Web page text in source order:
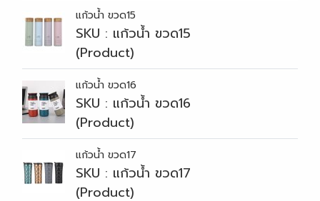
แก้วน้ำ ขวด15
SKU : แก้วน้ำ ขวด15
(Product)
แก้วน้ำ ขวด16
SKU : แก้วน้ำ ขวด16
(Product)
แก้วน้ำ ขวด17
SKU : แก้วน้ำ ขวด17
(Product)